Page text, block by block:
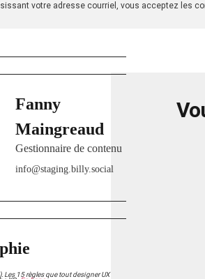
votre adresse courriel, vous acceptez les
Fanny
Maingreaud
Gestionnaire de contenu
info@staging.billy.social
Les 15 règles que tout designer UX